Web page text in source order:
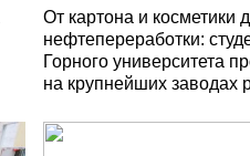
От картона и косметики
нефтепереработки:
Горного университета
на крупнейших заводах